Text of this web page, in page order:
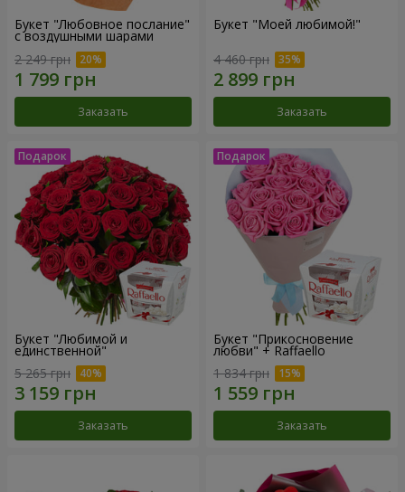
Букет "Любовное послание"
с воздушными шарами
2 249 грн
Заказать
Букет "Моей любимой!"
4 460 грн
Заказать
Букет "Любимой и
единственной"
5 265 грн
Заказать
Букет "Прикосновение
любви" + Raffaello
1 834 грн
Заказать